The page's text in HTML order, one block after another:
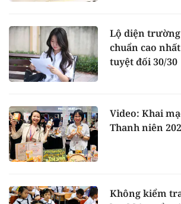
Lộ diện
chuẩn cao
tuyệt đối 30/30
Video: Khai
Thanh niên
Không kiểm